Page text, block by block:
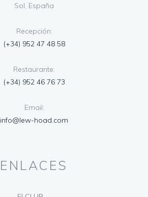
Sol, España
Recepción:
(+34) 952 47 48 58
Restaurante:
(+34) 952 46 76 73
Email:
info@lew-hoad.com
ENLACES